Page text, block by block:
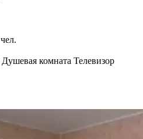
чел.
Душевая комната Телевизор